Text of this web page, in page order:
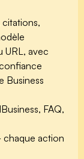
avec
Business
FAQ,
action